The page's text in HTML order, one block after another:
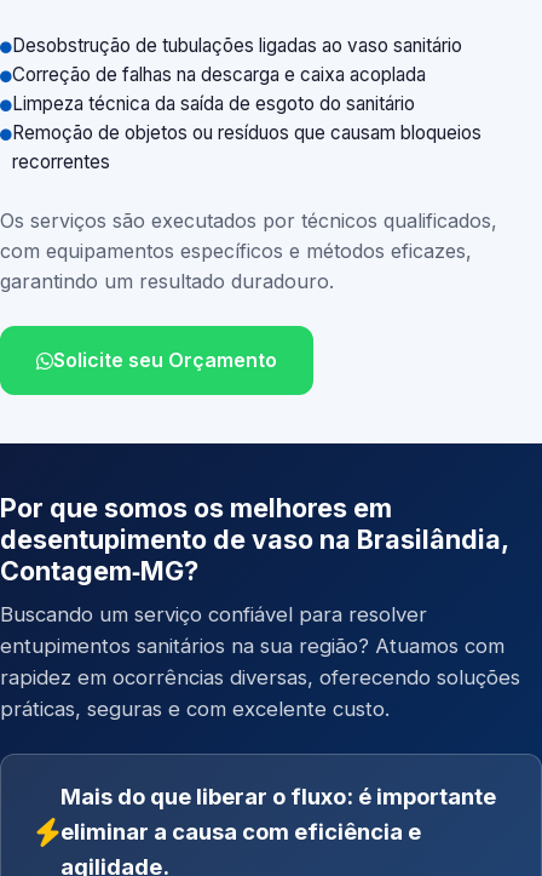
Desobstrução de tubulações ligadas ao vaso sanitário
Correção de falhas na descarga e caixa acoplada
Limpeza técnica da saída de esgoto do sanitário
Remoção de objetos ou resíduos que causam bloqueios
recorrentes
Os serviços são executados por técnicos qualificados,
com equipamentos específicos e métodos eficazes,
garantindo um resultado duradouro.
Solicite seu Orçamento
Por que somos os melhores em
desentupimento de vaso na Brasilândia,
Contagem‑MG?
Buscando um serviço confiável para resolver
entupimentos sanitários na sua região? Atuamos com
rapidez em ocorrências diversas, oferecendo soluções
práticas, seguras e com excelente custo.
Mais do que liberar o fluxo: é importante
eliminar a causa com eficiência e
agilidade.